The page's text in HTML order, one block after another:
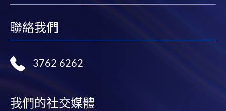
聯絡我們
3762 6262
我們的社交媒體